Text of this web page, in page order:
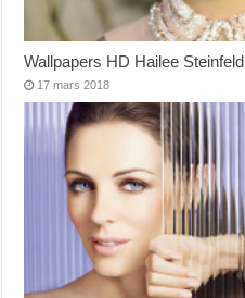
Wallpapers HD Hailee Steinfeld
17 mars 2018